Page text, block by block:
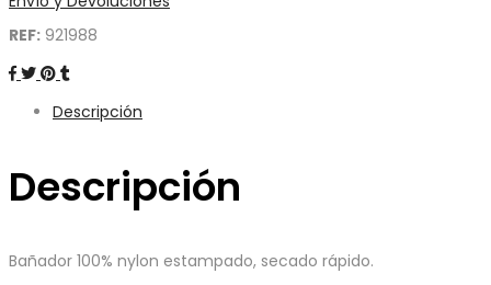
REF: 921988
Descripción
Descripción
Bañador 100% nylon estampado, secado rápido.